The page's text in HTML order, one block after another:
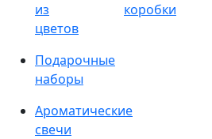
из
цветов
коробки
Подарочные
наборы
Ароматические
свечи